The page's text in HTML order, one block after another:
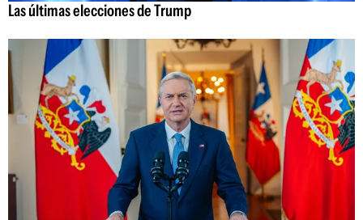
Las últimas elecciones de Trump